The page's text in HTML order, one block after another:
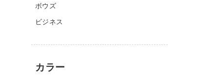
ボウズ
ビジネス
カラー